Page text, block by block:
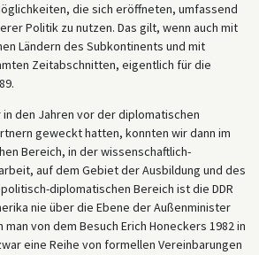
die sich eröffneten, umfassend
Politik zu nutzen. Das gilt, wenn auch mit
Ländern des Subkontinents und mit
Zeitabschnitten, eigentlich für die
den Jahren vor der diplomatischen
geweckt hatten, konnten wir dann im
Bereich, in der wissenschaftlich-
auf dem Gebiet der Ausbildung und des
diplomatischen Bereich ist die DDR
nie über die Ebene der Außenminister
von dem Besuch Erich Honeckers 1982 in
eine Reihe von formellen Vereinbarungen